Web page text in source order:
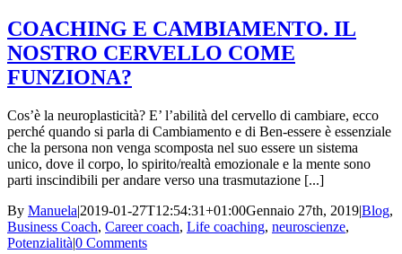
COACHING E CAMBIAMENTO. IL
NOSTRO CERVELLO COME
FUNZIONA?
Cos’è la neuroplasticità? E’ l’abilità del cervello di cambiare, ecco
perché quando si parla di Cambiamento e di Ben-essere è essenziale
che la persona non venga scomposta nel suo essere un sistema
unico, dove il corpo, lo spirito/realtà emozionale e la mente sono
parti inscindibili per andare verso una trasmutazione [...]
By Manuela|2019-01-27T12:54:31+01:00Gennaio 27th, 2019|Blog,
Business Coach, Career coach, Life coaching, neuroscienze,
Potenzialità|0 Comments